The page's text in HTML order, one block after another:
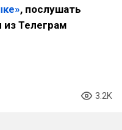
, послушать
Телеграм
3.2K